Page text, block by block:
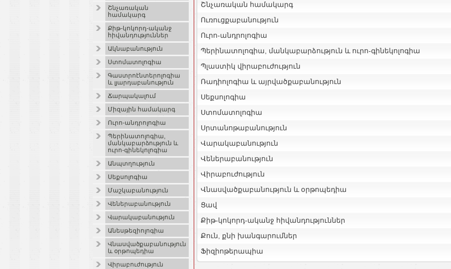
Շնչառական
համակարգ
Քիթ-կոկորդ-ականջ
հիվանդություններ
Ակնաբանություն
Ստոմատոլոգիա
Գաստրոէնտերոլոգիա
և լյարդաբանություն
Ճարպակալում
Միզային համակարգ
Ուրո-անդրոլոգիա
Պերինատոլոգիա,
մանկաբարձություն և
ուրո-գինեկոլոգիա
Անպտղություն
Սեքսոլոգիա
Մաշկաբանություն
Վեներաբանություն
Վարակաբանություն
Անեսթեզիոլոգիա
Վնասվածքաբանություն
և օրթոպեդիա
Վիրաբուժություն
Շնչառական համակարգ
Ուռուցքաբանություն
Ուրո-անդրոլոգիա
Պերինատոլոգիա, մանկաբարձություն և ուրո-գինեկոլոգիա
Պլաստիկ վիրաբուժություն
Ռադիոլոգիա և այրվածքաբանություն
Սեքսոլոգիա
Ստոմատոլոգիա
Սրտանոթաբանություն
Վարակաբանություն
Վեներաբանություն
Վիրաբուժություն
Վնասվածքաբանություն և օրթոպեդիա
Ցավ
Քիթ-կոկորդ-ականջ հիվանդություններ
Քուն, քնի խանգարումներ
Ֆիզիոթերապիա